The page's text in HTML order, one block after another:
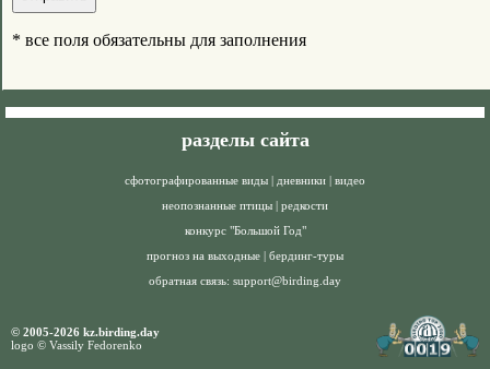
* все поля обязательны для заполнения
разделы сайта
сфотографированные виды дневники
видео
неопознанные птицы
редкости
конкурс "Большой Год"
прогноз на выходные
бердинг-туры
обратная связь: support@birding.day
© 2005-2026 kz.birding.day
logo © Vassily Fedorenko